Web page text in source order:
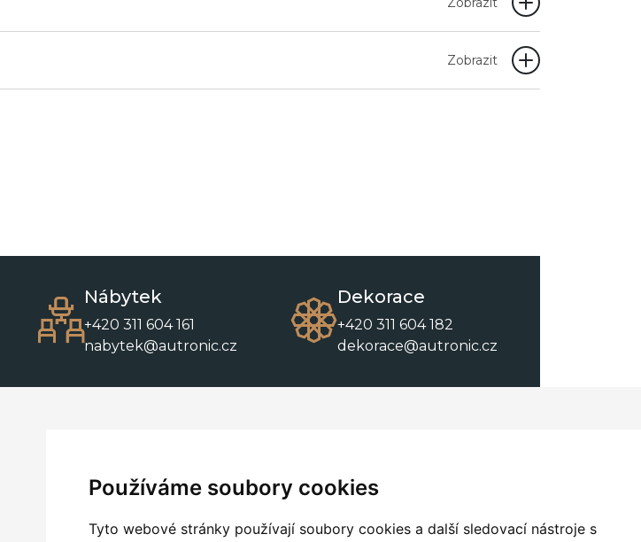
Používáme soubory cookies
Tyto webové stránky používají soubory cookies a další sledovací nástroje s
Zobrazit
Nábytek
+420 311 604 161
nabytek@autronic.cz
Dekorace
+420 311 604 182
dekorace@autronic.cz
O nás